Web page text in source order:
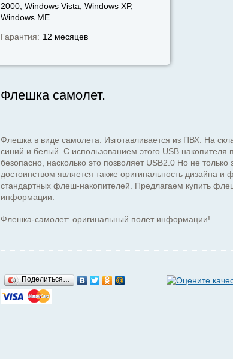
2000, Windows Vista, Windows XP,
Windows МЕ
Гарантия: 12 месяцев
Флешка самолет.
Флешка в виде самолета. Изготавливается из ПВХ. На
синий и белый. С использованием этого USB
безопасно, насколько это позволяет USB2.0 Но не
достоинством является также оригинальность
стандартных флеш-накопителей. Предлагаем купить
информации.
Флешка-самолет: оригинальный полет информации!
Поделиться…